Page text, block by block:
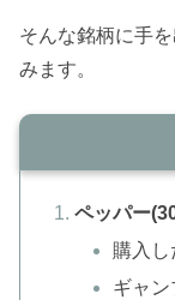
そんな銘柄に手
みます。
ペッパー
購入し
ギャン